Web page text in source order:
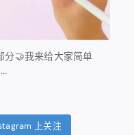
分🤝我来给大家简单
上关注